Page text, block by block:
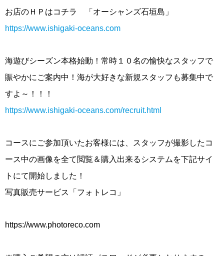
お店のＨＰはコチラ 「オーシャンズ石垣島」
https://www.ishigaki-oceans.com
海遊びシーズン本格始動！常時１０名の愉快なスタッフで
賑やかにご案内中！海が大好きな新規スタッフも募集中で
すよ～！！！
https://www.ishigaki-oceans.com/recruit.html
コースにご参加頂いたお客様には、スタッフが撮影したコ
ース中の画像を全て閲覧＆購入出来るシステムを下記サイ
トにて開始しました！
写真販売サービス「フォトレコ」
https://www.photoreco.com